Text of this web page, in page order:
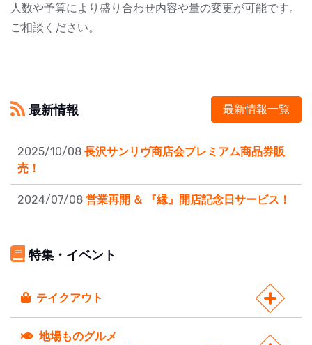
人数や予算により盛り合わせ内容や量の変更が可能です。
ご相談ください。
最新情報 最新情報一覧
2025/10/08 長沢サンリヴ商店会プレミアム商品券販
売！
2024/07/08 営業再開 ＆ 『縁』開店記念日サービス！
特集・イベント
テイクアウト
地場ものグルメ